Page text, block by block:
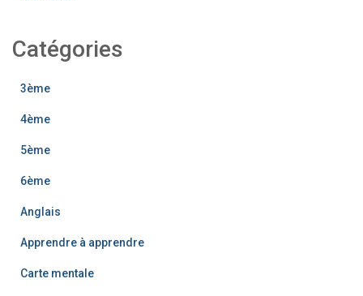
Catégories
3ème
4ème
5ème
6ème
Anglais
Apprendre à apprendre
Carte mentale